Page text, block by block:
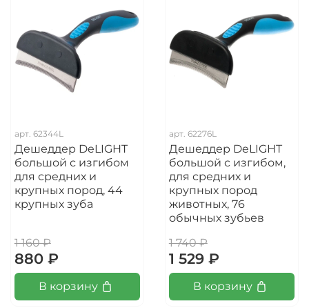
арт. 62344L
Дешеддер DeLIGHT
большой с изгибом
для средних и
крупных пород, 44
крупных зуба
1 160 ₽
880 ₽
В корзину
арт. 62276L
Дешеддер DeLIGHT
большой с изгибом,
для средних и
крупных пород
животных, 76
обычных зубьев
1 740 ₽
1 529 ₽
В корзину